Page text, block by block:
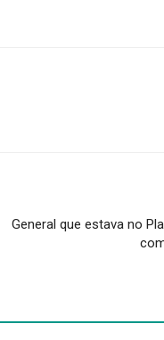
General que estava no